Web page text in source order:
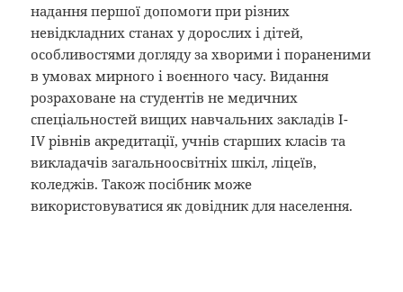
надання першої допомоги при різних
невідкладних станах у дорослих і дітей,
особливостями догляду за хворими і пораненими
в умовах мирного і воєнного часу. Видання
розраховане на студентів не медичних
спеціальностей вищих навчальних закладів І-
ІV рівнів акредитації, учнів старших класів та
викладачів загальноосвітніх шкіл, ліцеїв,
коледжів. Також посібник може
використовуватися як довідник для населення.